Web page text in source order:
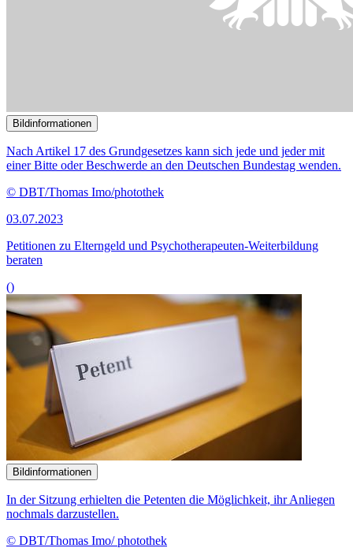
Bildinformationen
Nach Artikel 17 des Grundgesetzes kann sich jede und jeder mit
einer Bitte oder Beschwerde an den Deutschen Bundestag wenden.
© DBT/Thomas Imo/photothek
03.07.2023
Petitionen zu Elterngeld und Psychotherapeuten-Weiterbildung
beraten
()
Bildinformationen
In der Sitzung erhielten die Petenten die Möglichkeit, ihr Anliegen
nochmals darzustellen.
© DBT/Thomas Imo/ photothek